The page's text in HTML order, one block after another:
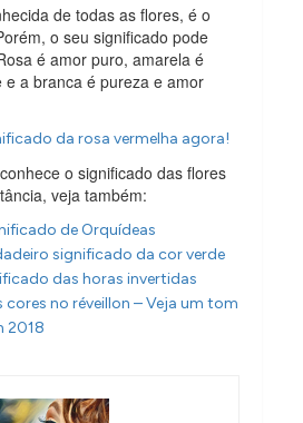
de todas as flores, é o
o seu significado pode
é amor puro, amarela é
e a branca é pureza e amor
da rosa vermelha agora!
o significado das flores
veja também:
de Orquídeas
significado da cor verde
das horas invertidas
no réveillon – Veja um tom
2018